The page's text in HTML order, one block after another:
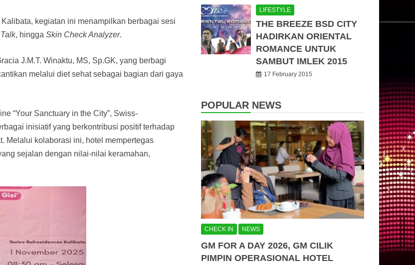
kegiatan ini menampilkan berbagai sesi
, hingga Skin Check Analyzer.
J.M.T. Winaktu, MS, Sp.GK, yang berbagi
melalui diet sehat sebagai bagian dari gaya
“Your Sanctuary in the City”, Swiss-
inisiatif yang berkontribusi positif terhadap
Melalui kolaborasi ini, hotel mempertegas
sejalan dengan nilai-nilai keramahan,
LIFESTYLE
THE BREEZE BSD CITY
HADIRKAN ORIENTAL
ROMANCE UNTUK
SAMBUT IMLEK 2015
17 February 2015
POPULAR NEWS
CHECK IN NEWS
GM FOR A DAY 2026, GM CILIK
PIMPIN OPERASIONAL HOTEL